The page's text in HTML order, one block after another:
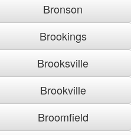
Bronson
Brookings
Brooksville
Brookville
Broomfield